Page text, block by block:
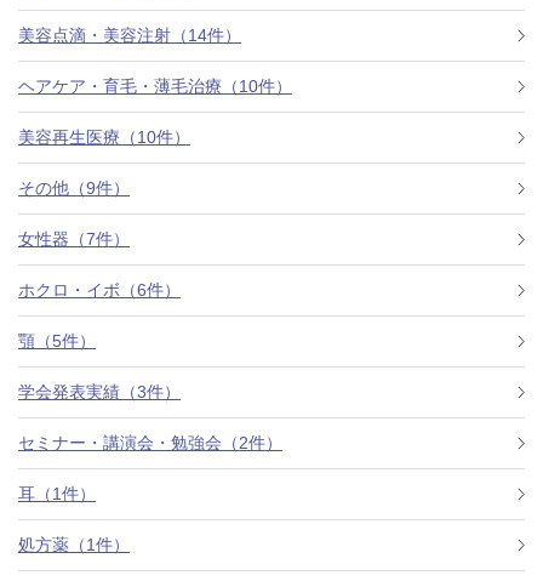
アクセス
西梅田から徒歩2分
ついて
よくあるご質問
美容ブログ
美容点滴・美容注射（14件）
ヘアケア・育毛・薄毛治療（10件）
美容再生医療（10件）
その他（9件）
女性器（7件）
ホクロ・イボ（6件）
顎（5件）
学会発表実績（3件）
セミナー・講演会・勉強会（2件）
耳（1件）
処方薬（1件）